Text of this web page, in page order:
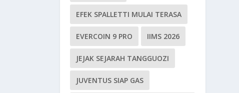
EFEK SPALLETTI MULAI TERASA
EVERCOIN 9 PRO IIMS 2026
JEJAK SEJARAH TANGGUOZI
JUVENTUS SIAP GAS